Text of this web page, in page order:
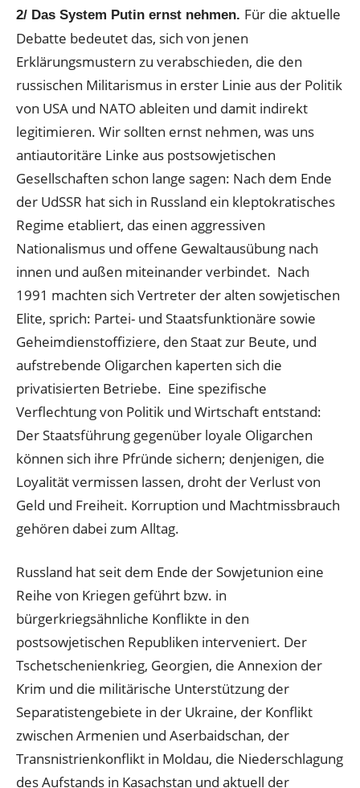
2/ Das System Putin ernst nehmen. Für die aktuelle
Debatte bedeutet das, sich von jenen
Erklärungsmustern zu verabschieden, die den
russischen Militarismus in erster Linie aus der Politik
von USA und NATO ableiten und damit indirekt
legitimieren. Wir sollten ernst nehmen, was uns
antiautoritäre Linke aus postsowjetischen
Gesellschaften schon lange sagen: Nach dem Ende
der UdSSR hat sich in Russland ein kleptokratisches
Regime etabliert, das einen aggressiven
Nationalismus und offene Gewaltausübung nach
innen und außen miteinander verbindet. Nach
1991 machten sich Vertreter der alten sowjetischen
Elite, sprich: Partei- und Staatsfunktionäre sowie
Geheimdienstoffiziere, den Staat zur Beute, und
aufstrebende Oligarchen kaperten sich die
privatisierten Betriebe. Eine spezifische
Verflechtung von Politik und Wirtschaft entstand:
Der Staatsführung gegenüber loyale Oligarchen
können sich ihre Pfründe sichern; denjenigen, die
Loyalität vermissen lassen, droht der Verlust von
Geld und Freiheit. Korruption und Machtmissbrauch
gehören dabei zum Alltag.
Russland hat seit dem Ende der Sowjetunion eine
Reihe von Kriegen geführt bzw. in
bürgerkriegsähnliche Konflikte in den
postsowjetischen Republiken interveniert. Der
Tschetschenienkrieg, Georgien, die Annexion der
Krim und die militärische Unterstützung der
Separatistengebiete in der Ukraine, der Konflikt
zwischen Armenien und Aserbaidschan, der
Transnistrienkonflikt in Moldau, die Niederschlagung
des Aufstands in Kasachstan und aktuell der